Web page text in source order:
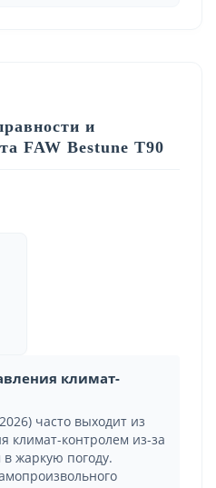
и
FAW Bestune T90
климат-
часто выходит из
климат-контролем из-за
жаркую погоду.